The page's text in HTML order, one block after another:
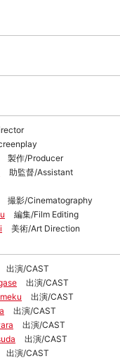
製作/Producer
助監督/Assistant
撮影/Cinematography
編集/Film Editing
美術/Art Direction
出演/CAST
出演/CAST
出演/CAST
出演/CAST
出演/CAST
出演/CAST
出演/CAST